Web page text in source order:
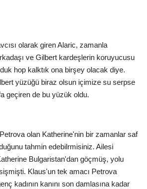
olarak giren Alaric, zamanla
ve Gilbert kardeşlerin koruyucusu
hop kalktık ona birşey olacak diye.
yüzüğü biraz olsun içimize su serpse
geçiren de bu yüzük oldu.
olan Katherine'nin bir zamanlar saf
tahmin edebilrmisiniz. Ailesi
Bulgaristan'dan göçmüş, yolu
Klaus'un tek amacı Petrova
kadının kanını son damlasına kadar